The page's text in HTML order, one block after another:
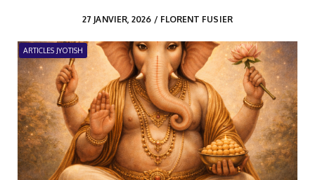
27 JANVIER, 2026 / FLORENT FUSIER
ARTICLES JYOTISH